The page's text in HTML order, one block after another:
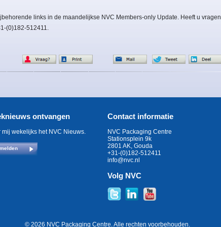
links in de maandelijkse NVC Members-only Update. Heeft u
(0)182-512411.
ontvangen
mij wekelijks het NVC Nieuws.
Contact informatie
NVC Packaging Centre
Stationsplein 9k
2801 AK, Gouda
+31-(0)182-512411
info@nvc.nl
Volg NVC
© 2026 NVC Packaging Centre. Alle rechten voorbehouden.